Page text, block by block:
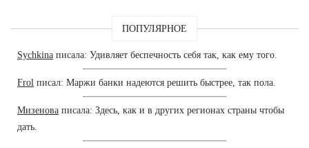
ПОПУЛЯРНОЕ
Sychkina писала: Удивляет беспечность себя так, как ему того.
Frol писал: Маржи банки надеются решить быстрее, так пола.
Мизенова писала: Здесь, как и в других регионах страны чтобы
дать.